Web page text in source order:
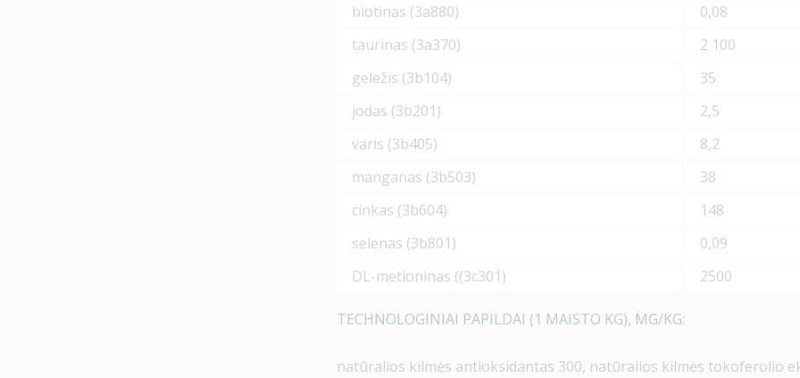
biotinas (3a880)
0,08
taurinas (3a370)
2 100
geležis (3b104)
35
jodas (3b201)
2,5
varis (3b405)
8,2
manganas (3b503)
38
cinkas (3b604)
148
selenas (3b801)
0,09
DL-metioninas ((3c301) 2500
TECHNOLOGINIAI PAPILDAI (1 MAISTO KG), MG/KG:
natūralios kilmės antioksidantas 300, natūralios kilmės tokoferolio